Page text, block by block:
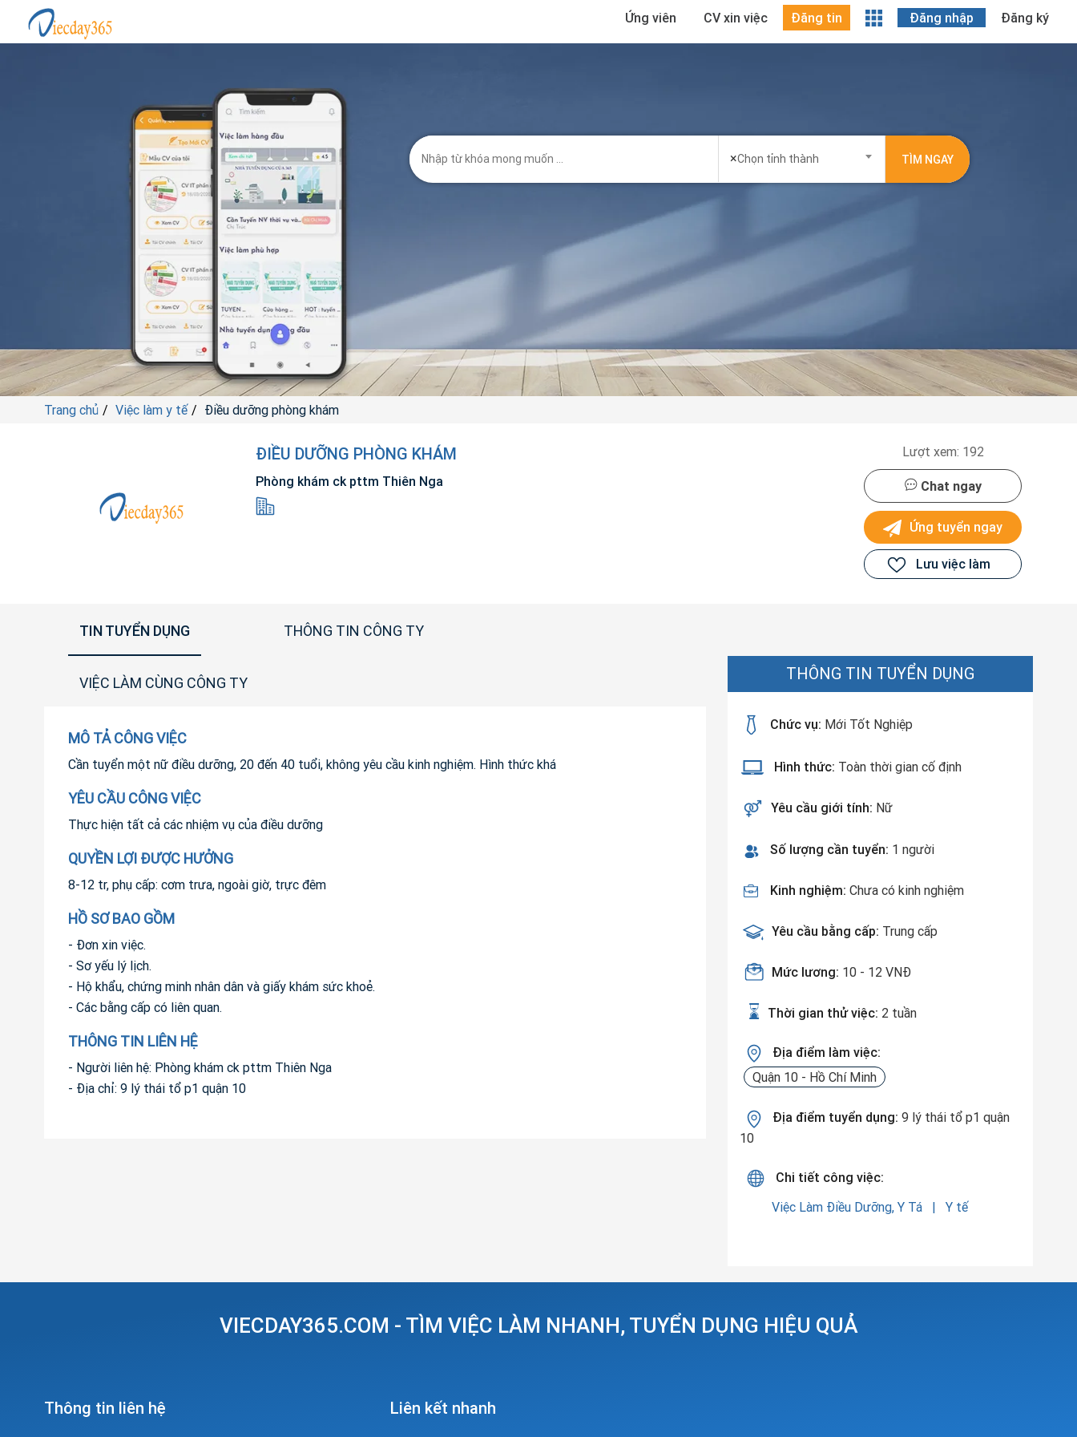
Ứng viên CV xin việc Đăng tin Đăng nhập Đăng ký
×Chọn tỉnh thành TÌM NGAY
Trang chủ Việc làm y tế Điều dưỡng phòng khám
ĐIỀU DƯỠNG PHÒNG KHÁM
Phòng khám ck pttm Thiên Nga
Lượt xem: 192
Chat ngay
Ứng tuyển ngay
Lưu việc làm
TIN TUYỂN DỤNG THÔNG TIN CÔNG TY
VIỆC LÀM CÙNG CÔNG TY
MÔ TẢ CÔNG VIỆC
Cần tuyển một nữ điều dưỡng, 20 đến 40 tuổi, không yêu cầu kinh nghiệm. Hình thức khá
YÊU CẦU CÔNG VIỆC
Thực hiện tất cả các nhiệm vụ của điều dưỡng
QUYỀN LỢI ĐƯỢC HƯỞNG
8-12 tr, phụ cấp: cơm trưa, ngoài giờ, trực đêm
HỒ SƠ BAO GỒM
- Đơn xin việc.
- Sơ yếu lý lịch.
- Hộ khẩu, chứng minh nhân dân và giấy khám sức khoẻ.
- Các bằng cấp có liên quan.
THÔNG TIN LIÊN HỆ
- Người liên hệ: Phòng khám ck pttm Thiên Nga
- Địa chỉ: 9 lý thái tổ p1 quận 10
THÔNG TIN TUYỂN DỤNG
Chức vụ: Mới Tốt Nghiệp
Hình thức: Toàn thời gian cố định
Yêu cầu giới tính: Nữ
Số lượng cần tuyển: 1 người
Kinh nghiệm: Chưa có kinh nghiệm
Yêu cầu bằng cấp: Trung cấp
Mức lương: 10 - 12 VNĐ
Thời gian thử việc: 2 tuần
Địa điểm làm việc:
Quận 10 - Hồ Chí Minh
Địa điểm tuyển dụng: 9 lý thái tổ p1 quận
10
Chi tiết công việc:
Việc Làm Điều Dưỡng, Y Tá
Y tế
VIECDAY365.COM - TÌM VIỆC LÀM NHANH, TUYỂN DỤNG HIỆU QUẢ
Thông tin liên hệ Liên kết nhanh